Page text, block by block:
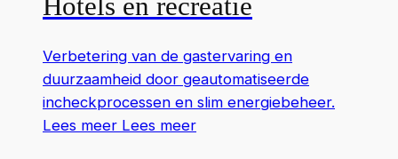
Verbetering van de gastervaring en
duurzaamheid door geautomatiseerde
incheckprocessen en slim energiebeheer.
Lees meer Lees meer